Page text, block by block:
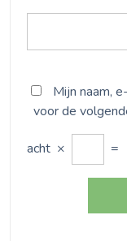
Mijn naam,
voor de
acht × =